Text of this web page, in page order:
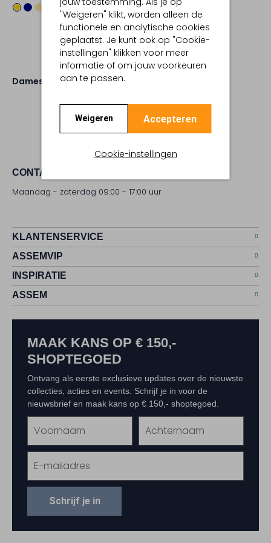
"Weigeren" klikt, worden alleen de
functionele en analytische cookies
geplaatst. Je kunt ook op "Cookie-
instellingen" klikken voor meer
informatie of om jouw voorkeuren
aan te passen.
Weigeren Accepteren
Cookie-instellingen
Dames Schoenen Instappers
CONTACT
Maandag - zaterdag 09:00 - 17:00 uur
KLANTENSERVICE
ASSEMVIP
INSPIRATIE
ASSEM
MAAK KANS OP € 150,-
SHOPTEGOED
Ontvang als eerste exclusieve updates over de nieuwste
collecties, acties en events. Schrijf je in voor de
nieuwsbrief en maak kans op € 150,- shoptegoed.
Schrijf je in